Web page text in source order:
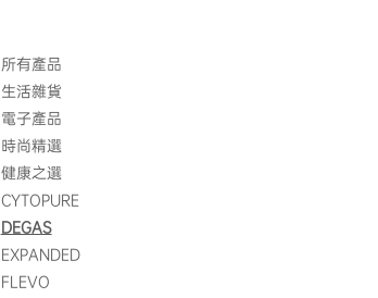
所有產品
生活雜貨
電子產品
時尚精選
健康之選
CYTOPURE
DEGAS
EXPANDED
FLEVO